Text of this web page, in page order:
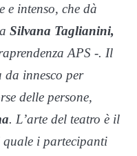
e intenso, che dà
Silvana Taglianini,
APS -. Il
innesco per
delle persone,
. L’arte del teatro è il
i partecipanti